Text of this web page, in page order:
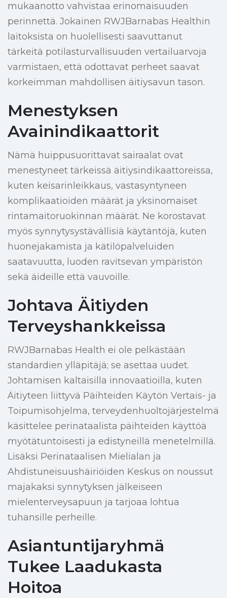
mukaanotto vahvistaa erinomaisuuden
perinnettä. Jokainen RWJBarnabas Healthin
laitoksista on huolellisesti saavuttanut
tärkeitä potilasturvallisuuden vertailuarvoja
varmistaen, että odottavat perheet saavat
korkeimman mahdollisen äitiysavun tason.
Menestyksen
Avainindikaattorit
Nämä huippusuorittavat sairaalat ovat
menestyneet tärkeissä äitiysindikaattoreissa,
kuten keisarinleikkaus, vastasyntyneen
komplikaatioiden määrät ja yksinomaiset
rintamaitoruokinnan määrät. Ne korostavat
myös synnytysystävällisiä käytäntöjä, kuten
huonejakamista ja kätilöpalveluiden
saatavuutta, luoden ravitsevan ympäristön
sekä äideille että vauvoille.
Johtava Äitiyden
Terveyshankkeissa
RWJBarnabas Health ei ole pelkästään
standardien ylläpitäjä; se asettaa uudet.
Johtamisen kaltaisilla innovaatioilla, kuten
Äitiyteen liittyvä Päihteiden Käytön Vertais- ja
Toipumisohjelma, terveydenhuoltojärjestelmä
käsittelee perinataalista päihteiden käyttöä
myötätuntoisesti ja edistyneillä menetelmillä.
Lisäksi Perinataalisen Mielialan ja
Ahdistuneisuushäiriöiden Keskus on noussut
majakaksi synnytyksen jälkeiseen
mielenterveysapuun ja tarjoaa lohtua
tuhansille perheille.
Asiantuntijaryhmä
Tukee Laadukasta
Hoitoa